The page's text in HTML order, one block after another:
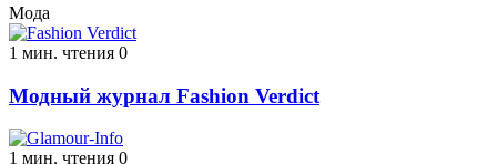
Мода
1 мин. чтения 0
Модный журнал Fashion Verdict
1 мин. чтения 0